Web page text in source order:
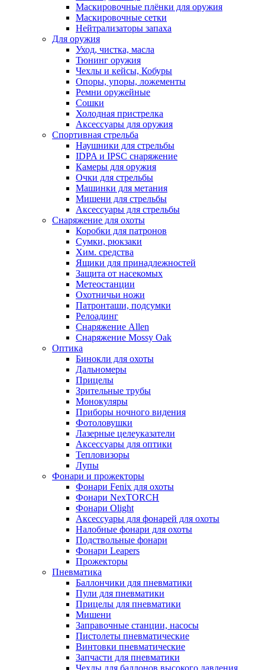
Маскировочные плёнки для оружия
Маскировочные сетки
Нейтрализаторы запаха
Для оружия
Уход, чистка, масла
Тюнинг оружия
Чехлы и кейсы, Кобуры
Опоры, упоры, ложементы
Ремни оружейные
Сошки
Холодная пристрелка
Аксессуары для оружия
Спортивная стрельба
Наушники для стрельбы
IDPA и IPSC снаряжение
Камеры для оружия
Очки для стрельбы
Машинки для метания
Мишени для стрельбы
Аксессуары для стрельбы
Снаряжение для охоты
Коробки для патронов
Сумки, рюкзаки
Хим. средства
Ящики для принадлежностей
Защита от насекомых
Метеостанции
Охотничьи ножи
Патронташи, подсумки
Релоадинг
Снаряжение Allen
Снаряжение Mossy Oak
Оптика
Бинокли для охоты
Дальномеры
Прицелы
Зрительные трубы
Монокуляры
Приборы ночного видения
Фотоловушки
Лазерные целеуказатели
Аксессуары для оптики
Тепловизоры
Лупы
Фонари и прожекторы
Фонари Fenix для охоты
Фонари NexTORCH
Фонари Olight
Аксессуары для фонарей для охоты
Налобные фонари для охоты
Подствольные фонари
Фонари Leapers
Прожекторы
Пневматика
Баллончики для пневматики
Пули для пневматики
Прицелы для пневматики
Мишени
Заправочные станции, насосы
Пистолеты пневматические
Винтовки пневматические
Запчасти для пневматики
Чехлы для баллонов высокого давления